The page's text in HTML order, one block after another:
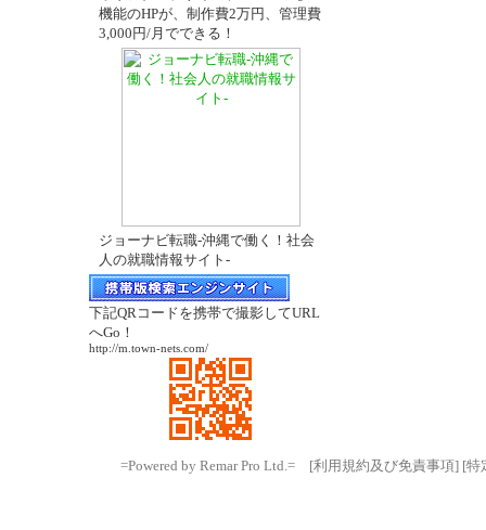
機能のHPが、制作費2万円、管理費
3,000円/月でできる！
ジョーナビ転職-沖縄で働く！社会
人の就職情報サイト-
下記QRコードを携帯で撮影してURL
へGo！
http://m.town-nets.com/
=Powered by Remar Pro Ltd.= [利用規約及び免責事項] [特